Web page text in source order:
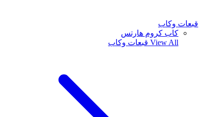
قبعات وكاب
كاب كروم هارتس
View All قبعات وكاب